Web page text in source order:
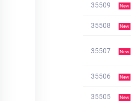
35509 New
35508 New
35507 New
35506 New
35505 New